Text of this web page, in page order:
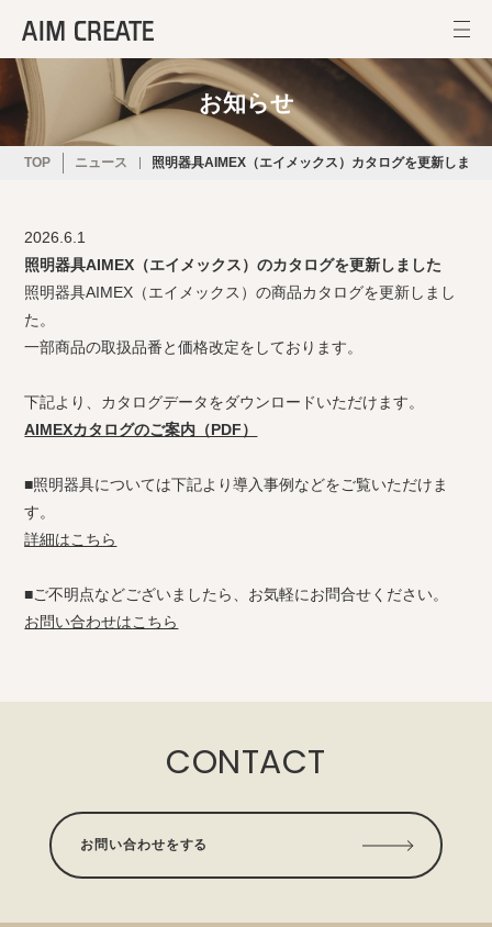
お知らせ
TOP ニュース 照明器具AIMEX（エイメックス）カタログを更新しまし
2026.6.1
照明器具AIMEX（エイメックス）のカタログを更新しました
照明器具AIMEX（エイメックス）の商品カタログを更新しまし
た 。
一部商品の取扱品番と価格改定をしております。
下記より、カタログデータをダウンロードいただけます。
AIMEXカタログのご案内（PDF）
■照明器具については下記より導入事例などをご覧いただけま
す。
詳細はこちら
■ご不明点などございましたら、お気軽にお問合せください。
お問い合わせはこちら
CONTACT
お問い合わせをする